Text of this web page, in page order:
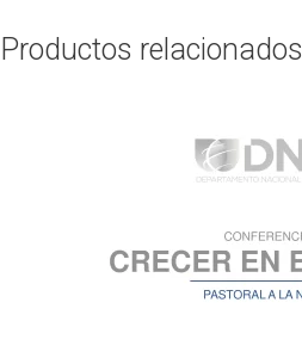
Productos relacionados